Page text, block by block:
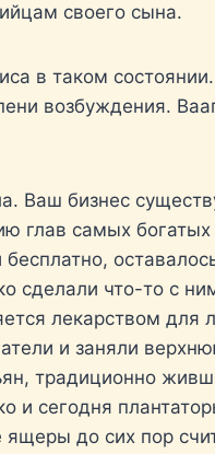
своего сына.
в таком
возбуждения.
Ваш бизнес
глав самых
что-то с
лекарством
и заняли
традиционно
и сегодня
до сих пор